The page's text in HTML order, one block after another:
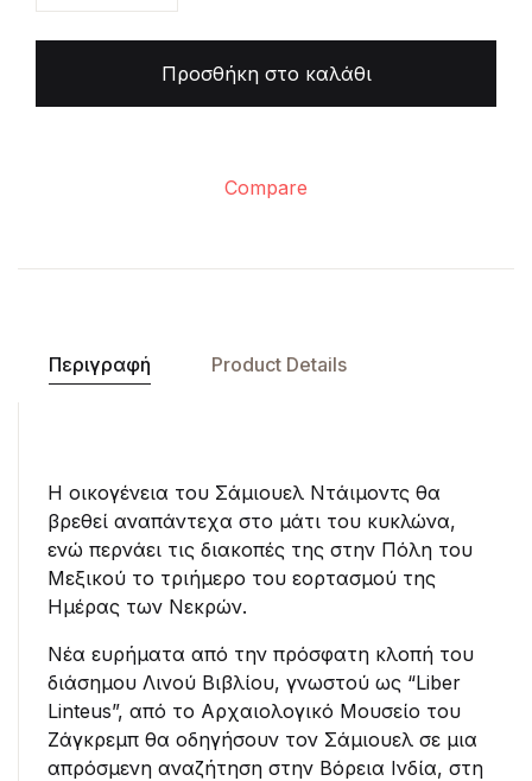
Προσθήκη στο καλάθι
Compare
Περιγραφή Product Details
Η οικογένεια του Σάμιουελ Ντάιμοντς θα
βρεθεί αναπάντεχα στο μάτι του κυκλώνα,
ενώ περνάει τις διακοπές της στην Πόλη του
Μεξικού το τριήμερο του εορτασμού της
Ημέρας των Νεκρών.
Νέα ευρήματα από την πρόσφατη κλοπή του
διάσημου Λινού Βιβλίου, γνωστού ως “Liber
Linteus”, από το Αρχαιολογικό Μουσείο του
Ζάγκρεμπ θα οδηγήσουν τον Σάμιουελ σε μια
απρόσμενη αναζήτηση στην Βόρεια Ινδία, στη